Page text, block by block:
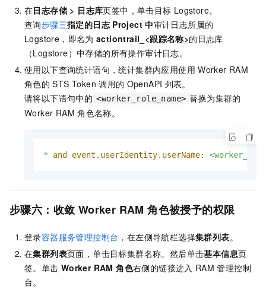
在日志存储 > 日志库页签中，单击目标 Logstore。
查询步骤三指定的日志 Project 中审计日志所属的
Logstore，即名为 actiontrail_<跟踪名称>的日志库
（Logstore）中存储的所有操作审计日志。
使用以下查询统计语句，统计集群内应用使用 Worker RAM
角色的 STS Token 调用的 OpenAPI 列表。
请将以下语句中的 <worker_role_name> 替换为集群的
Worker RAM 角色名称。
* and event.userIdentity.userName:
步骤六：收敛 Worker RAM 角色被授予的权限
登录容器服务管理控制台 ，在左侧导航栏选择集群列表。
在集群列表页面，单击目标集群名称。然后单击基本信息页
签。单击 Worker RAM 角色右侧的链接进入 RAM 管理控制
台。